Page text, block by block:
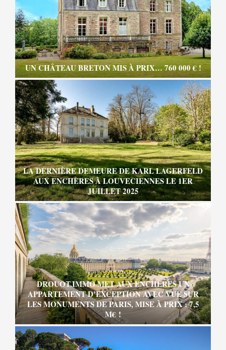
UN CHÂTEAU BRETON MIS À PRIX… 760 000 € !
LA DERNIÈRE DEMEURE DE KARL LAGERFELD
AUX ENCHÈRES À LOUVECIENNES LE 1ER
JUILLET 2025
DROUOT.IMMO MET AUX ENCHÈRES UN
APPARTEMENT D’EXCEPTION AVEC VUE SUR
LES MONUMENTS DE PARIS, MISE À PRIX : 7,5
M€ !